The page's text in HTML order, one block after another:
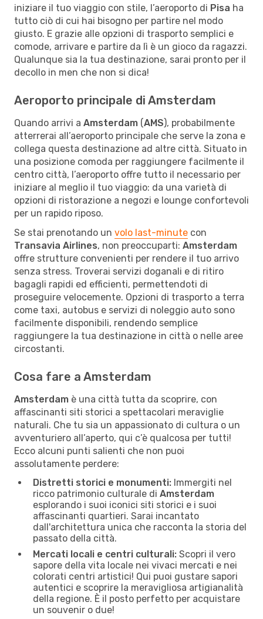
iniziare il tuo viaggio con stile, l’aeroporto di Pisa ha
tutto ciò di cui hai bisogno per partire nel modo
giusto. E grazie alle opzioni di trasporto semplici e
comode, arrivare e partire da lì è un gioco da ragazzi.
Qualunque sia la tua destinazione, sarai pronto per il
decollo in men che non si dica!
Aeroporto principale di Amsterdam
Quando arrivi a Amsterdam (AMS), probabilmente
atterrerai all’aeroporto principale che serve la zona e
collega questa destinazione ad altre città. Situato in
una posizione comoda per raggiungere facilmente il
centro città, l’aeroporto offre tutto il necessario per
iniziare al meglio il tuo viaggio: da una varietà di
opzioni di ristorazione a negozi e lounge confortevoli
per un rapido riposo.
Se stai prenotando un volo last-minute con
Transavia Airlines, non preoccuparti: Amsterdam
offre strutture convenienti per rendere il tuo arrivo
senza stress. Troverai servizi doganali e di ritiro
bagagli rapidi ed efficienti, permettendoti di
proseguire velocemente. Opzioni di trasporto a terra
come taxi, autobus e servizi di noleggio auto sono
facilmente disponibili, rendendo semplice
raggiungere la tua destinazione in città o nelle aree
circostanti.
Cosa fare a Amsterdam
Amsterdam è una città tutta da scoprire, con
affascinanti siti storici a spettacolari meraviglie
naturali. Che tu sia un appassionato di cultura o un
avventuriero all’aperto, qui c’è qualcosa per tutti!
Ecco alcuni punti salienti che non puoi
assolutamente perdere:
Distretti storici e monumenti: Immergiti nel
ricco patrimonio culturale di Amsterdam
esplorando i suoi iconici siti storici e i suoi
affascinanti quartieri. Sarai incantato
dall'architettura unica che racconta la storia del
passato della città.
Mercati locali e centri culturali: Scopri il vero
sapore della vita locale nei vivaci mercati e nei
colorati centri artistici! Qui puoi gustare sapori
autentici e scoprire la meravigliosa artigianalità
della regione. È il posto perfetto per acquistare
un souvenir o due!